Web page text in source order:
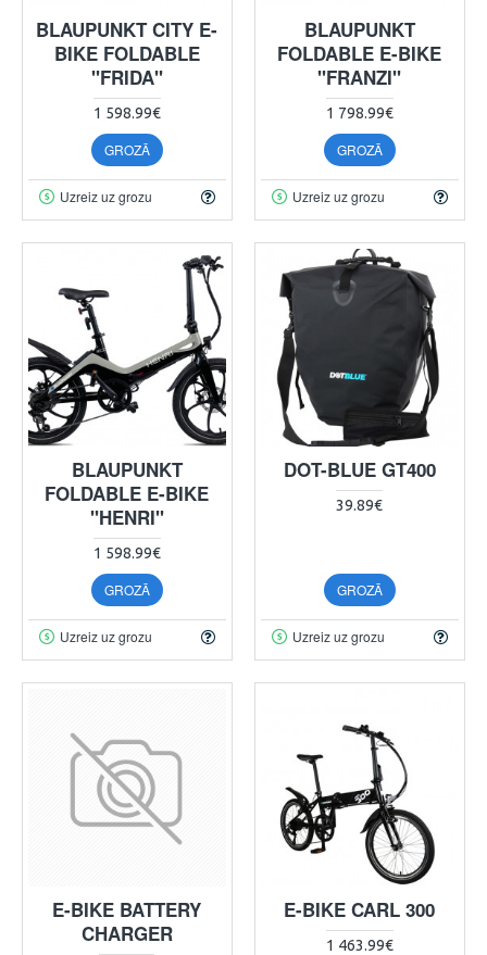
BLAUPUNKT CITY E-
BIKE FOLDABLE
"FRIDA"
1 598.99€
GROZĀ
Uzreiz uz grozu
BLAUPUNKT
FOLDABLE E-BIKE
"FRANZI"
1 798.99€
GROZĀ
Uzreiz uz grozu
BLAUPUNKT
FOLDABLE E-BIKE
"HENRI"
1 598.99€
GROZĀ
Uzreiz uz grozu
DOT-BLUE GT400
39.89€
GROZĀ
Uzreiz uz grozu
E-BIKE BATTERY
CHARGER
E-BIKE CARL 300
1 463.99€